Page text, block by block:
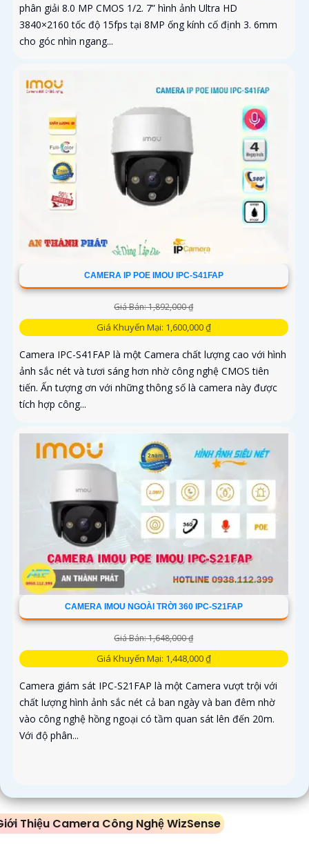
phân giải 8.0 MP CMOS 1/2. 7” hình ảnh Ultra HD
3840×2160 tốc độ 15fps tại 8MP ống kính cố định 3. 6mm
cho góc nhìn ngang...
CAMERA IP POE IMOU IPC-S41FAP
Giá Bán: 1,892,000 ₫
Giá Khuyến Mại: 1,600,000 ₫
Camera IPC-S41FAP là một Camera chất lượng cao với hình
ảnh sắc nét và tươi sáng hơn nhờ công nghệ CMOS tiên
tiến. Ấn tượng ơn với những thông số là camera này được
tích hợp công...
CAMERA IMOU NGOÀI TRỜI 360 IPC-S21FAP
Giá Bán: 1,648,000 ₫
Giá Khuyến Mại: 1,448,000 ₫
Camera giám sát IPC-S21FAP là một Camera vượt trội với
chất lượng hình ảnh sắc nét cả ban ngày và ban đêm nhờ
vào công nghệ hồng ngoại có tầm quan sát lên đến 20m.
Với độ phân...
Thiệu Camera Công Nghệ WizSense